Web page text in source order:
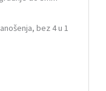
bez 4 u 1